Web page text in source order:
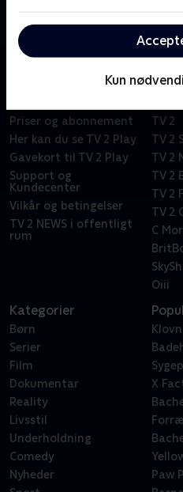
Kun
gåder, når I sammen tager
Priser og abonnement
Her kan du se TV 2 Play
Gavekort til TV 2 Play
Support og
Kundecenter
Vilkår og betingelser
TV 2 NEWS i offentligt
rum
TV 2
TV 2
TV 2
TV 2
TV 2
TV 2
C
Oiii
Kategorier
Børn
Serier
Film
Dokumentar
Reality
Livsstil
Underholdning
Comedy
Nyheder
Klovn
X
Paw